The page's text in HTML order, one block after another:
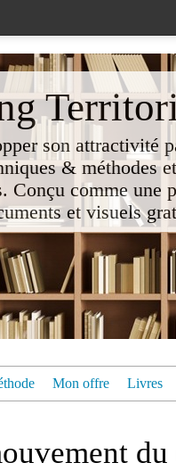
son attractivité
& méthodes
Conçu comme une
et visuels
Mon offre Livres